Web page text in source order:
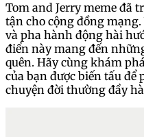
Tom and Jerry meme đã
tận cho cộng đồng
và pha hành động hài
điển này mang đến
quên. Hãy cùng khám
của bạn được biến tấu
chuyện đời thường đầy